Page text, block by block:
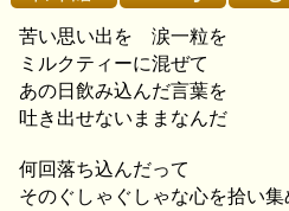
苦い思い出を 涙一粒を
ミルクティーに混ぜて
あの日飲み込んだ言葉を
吐き出せないままなんだ
何回落ち込んだって
そのぐしゃぐしゃな心を拾い集